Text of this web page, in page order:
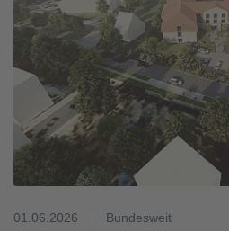
01.06.2026 Bundesweit